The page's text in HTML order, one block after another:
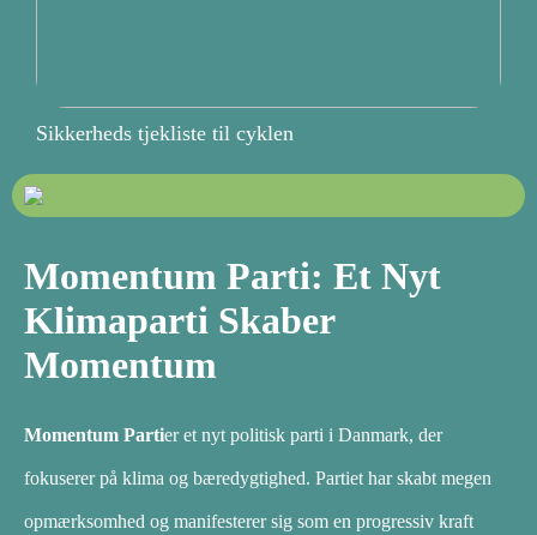
Sikkerheds tjekliste til cyklen
Momentum Parti: Et Nyt
Klimaparti Skaber
Momentum
Momentum Partier et nyt politisk parti i Danmark, der
fokuserer på klima og bæredygtighed. Partiet har skabt megen
opmærksomhed og manifesterer sig som en progressiv kraft